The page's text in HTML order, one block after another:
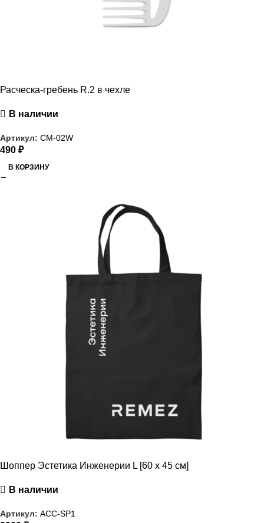
Расческа-гребень R.2 в чехле
В наличии
Артикул: CM-02W
490 ₽
В КОРЗИНУ
Шоппер Эстетика Инженерии L [60 x 45 см]
В наличии
Артикул: ACC-SP1